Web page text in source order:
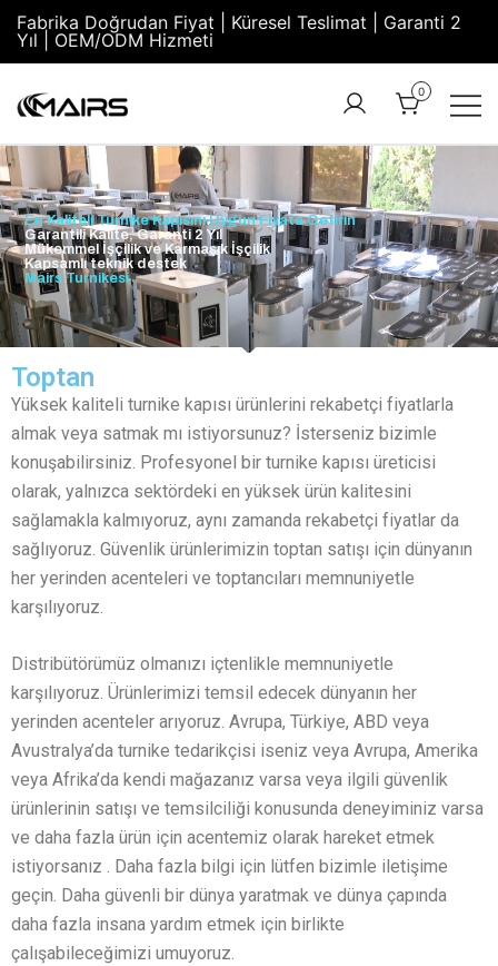
Fabrika Doğrudan Fiyat | Küresel Teslimat | Garanti 2
Yıl | OEM/ODM Hizmeti
Security
Turnstiles |
Security
Turnstile
Gate |
Turnstile
Access
Control
Turnstile
Manufacturer
Factory –
MairsTurnstile
0
En Kaliteli Turnike Kapısını Uygun Fiyata Getirin
Garantili Kalite, Garanti 2 Yıl
Mükemmel İşçilik ve Karmaşık İşçilik
Kapsamlı teknik destek
Mairs Turnikesi
Toptan
Yüksek kaliteli turnike kapısı ürünlerini rekabetçi fiyatlarla
almak veya satmak mı istiyorsunuz? İsterseniz bizimle
konuşabilirsiniz. Profesyonel bir turnike kapısı üreticisi
olarak, yalnızca sektördeki en yüksek ürün kalitesini
sağlamakla kalmıyoruz, aynı zamanda rekabetçi fiyatlar da
sağlıyoruz. Güvenlik ürünlerimizin toptan satışı için dünyanın
her yerinden acenteleri ve toptancıları memnuniyetle
karşılıyoruz.
Distribütörümüz olmanızı içtenlikle memnuniyetle
karşılıyoruz. Ürünlerimizi temsil edecek dünyanın her
yerinden acenteler arıyoruz. Avrupa, Türkiye, ABD veya
Avustralya’da turnike tedarikçisi iseniz veya Avrupa, Amerika
veya Afrika’da kendi mağazanız varsa veya ilgili güvenlik
ürünlerinin satışı ve temsilciliği konusunda deneyiminiz varsa
ve daha fazla ürün için acentemiz olarak hareket etmek
istiyorsanız . Daha fazla bilgi için lütfen bizimle iletişime
geçin. Daha güvenli bir dünya yaratmak ve dünya çapında
daha fazla insana yardım etmek için birlikte
çalışabileceğimizi umuyoruz.